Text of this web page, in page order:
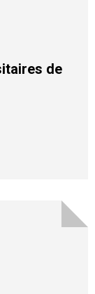
de